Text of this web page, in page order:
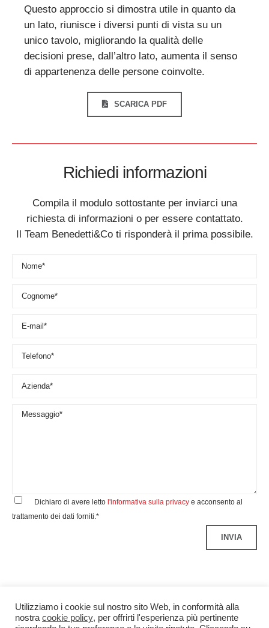
Questo approccio si dimostra utile in quanto da
un lato, riunisce i diversi punti di vista su un
unico tavolo, migliorando la qualità delle
decisioni prese, dall’altro lato, aumenta il senso
di appartenenza delle persone coinvolte.
SCARICA PDF
Richiedi informazioni
Compila il modulo sottostante per inviarci una
richiesta di informazioni o per essere contattato.
Il Team Benedetti&Co ti risponderà il prima possibile.
Dichiaro di avere letto l'informativa sulla privacye acconsento al
trattamento dei dati forniti.*
Utilizziamo i cookie sul nostro sito Web, in conformità alla
nostra cookie policy, per offrirti l'esperienza più pertinente